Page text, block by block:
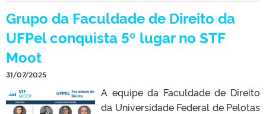
Grupo da Faculdade de Direito da
UFPel conquista 5º lugar no STF
Moot
31/07/2025
A equipe da Faculdade de Direito
da Universidade Federal de Pelotas